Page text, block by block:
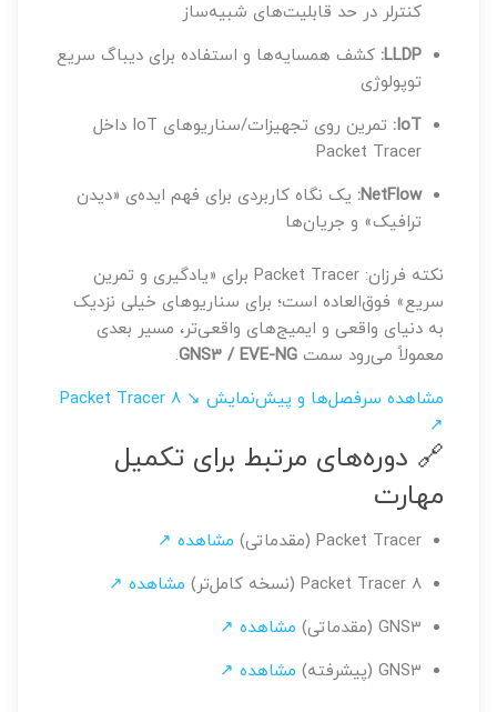
کنترلر در حد قابلیت‌های شبیه‌ساز
LLDP: کشف همسایه‌ها و استفاده برای دیباگ سریع
توپولوژی
IoT:
تمرین روی تجهیزات/سناریوهای IoT داخل
Packet Tracer
NetFlow: یک نگاه کاربردی برای فهم ایده‌ی «دیدن
ترافیک» و جریان‌ها
نکته فرزان: Packet Tracer برای «یادگیری و تمرین
سریع» فوق‌العاده است؛ برای سناریوهای خیلی نزدیک
به دنیای واقعی و ایمیج‌های واقعی‌تر، مسیر بعدی
معمولاً می‌رود سمت GNS3 / EVE-NG
.
مشاهده سرفصل‌ها و پیش‌نمایش ↘ Packet Tracer 8
↗
🔗 دوره‌های مرتبط برای تکمیل
مهارت
Packet Tracer (مقدماتی)
مشاهده ↗
Packet Tracer 8 (نسخه کامل‌تر)
مشاهده ↗
GNS3 (مقدماتی)
مشاهده ↗
GNS3 (پیشرفته)
مشاهده ↗